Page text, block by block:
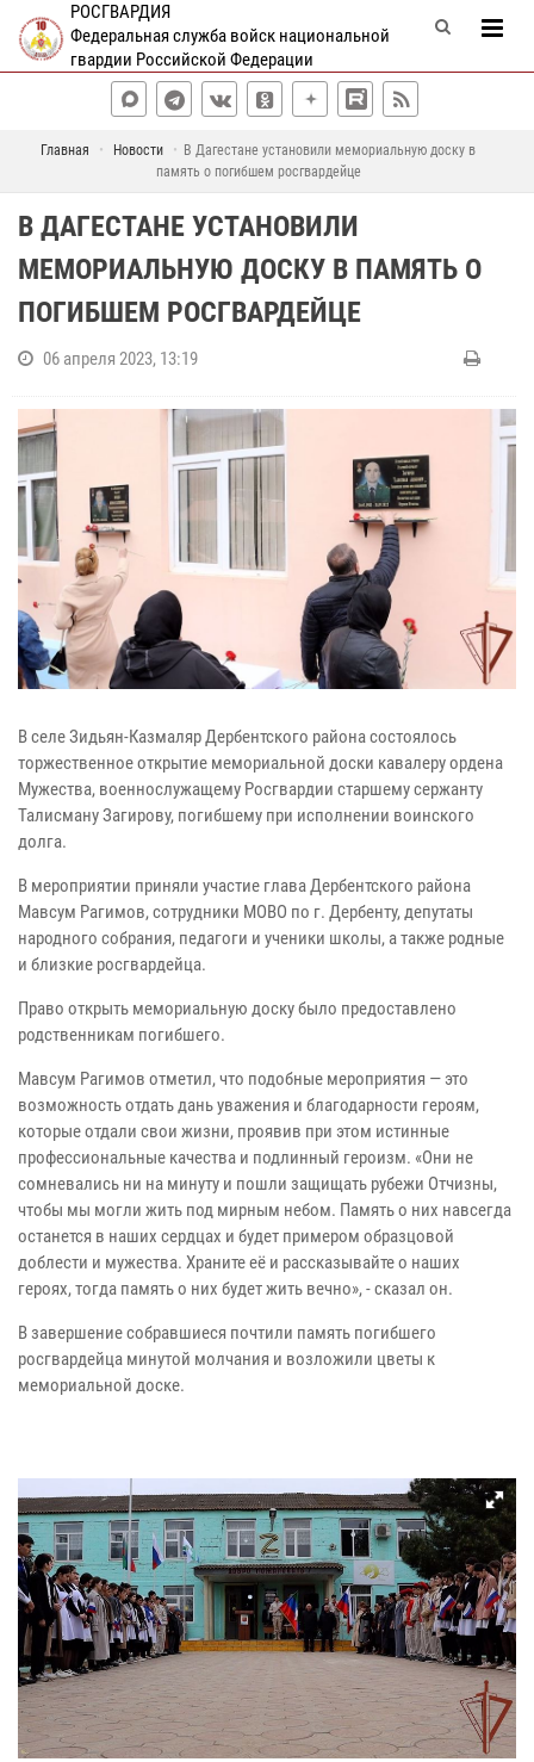
РОСГВАРДИЯ
Федеральная служба войск национальной
гвардии Российской Федерации
Главная Новости
В Дагестане установили мемориальную доску в
память о погибшем росгвардейце
В ДАГЕСТАНЕ УСТАНОВИЛИ
МЕМОРИАЛЬНУЮ ДОСКУ В ПАМЯТЬ О
ПОГИБШЕМ РОСГВАРДЕЙЦЕ
06 апреля 2023, 13:19
В селе Зидьян-Казмаляр Дербентского района состоялось
торжественное открытие мемориальной доски кавалеру ордена
Мужества, военнослужащему Росгвардии старшему сержанту
Талисману Загирову, погибшему при исполнении воинского
долга.
В мероприятии приняли участие глава Дербентского района
Мавсум Рагимов, сотрудники МОВО по г. Дербенту, депутаты
народного собрания, педагоги и ученики школы, а также родные
и близкие росгвардейца.
Право открыть мемориальную доску было предоставлено
родственникам погибшего.
Мавсум Рагимов отметил, что подобные мероприятия — это
возможность отдать дань уважения и благодарности героям,
которые отдали свои жизни, проявив при этом истинные
профессиональные качества и подлинный героизм. «Они не
сомневались ни на минуту и пошли защищать рубежи Отчизны,
чтобы мы могли жить под мирным небом. Память о них навсегда
останется в наших сердцах и будет примером образцовой
доблести и мужества. Храните её и рассказывайте о наших
героях, тогда память о них будет жить вечно», - сказал он.
В завершение собравшиеся почтили память погибшего
росгвардейца минутой молчания и возложили цветы к
мемориальной доске.